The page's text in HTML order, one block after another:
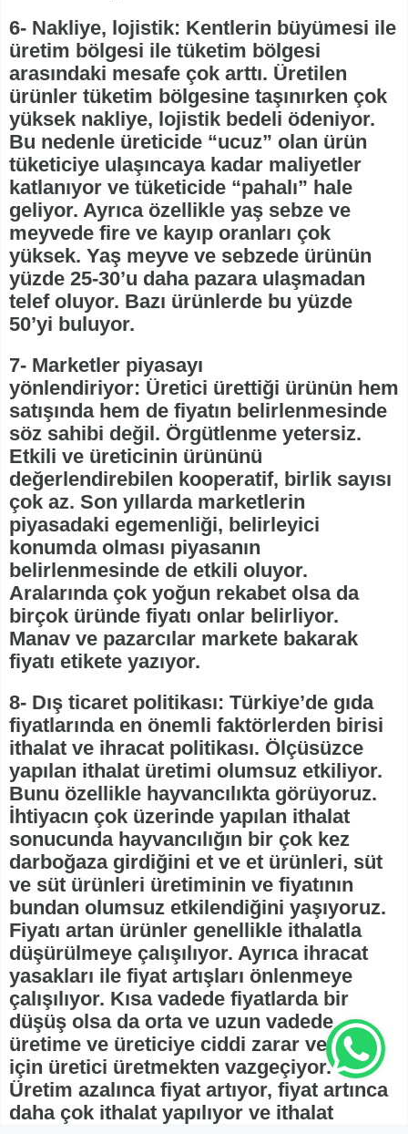
6- Nakliye, lojistik: Kentlerin büyümesi ile
üretim bölgesi ile tüketim bölgesi
arasındaki mesafe çok arttı. Üretilen
ürünler tüketim bölgesine taşınırken çok
yüksek nakliye, lojistik bedeli ödeniyor.
Bu nedenle üreticide “ucuz” olan ürün
tüketiciye ulaşıncaya kadar maliyetler
katlanıyor ve tüketicide “pahalı” hale
geliyor. Ayrıca özellikle yaş sebze ve
meyvede fire ve kayıp oranları çok
yüksek. Yaş meyve ve sebzede ürünün
yüzde 25-30’u daha pazara ulaşmadan
telef oluyor. Bazı ürünlerde bu yüzde
50’yi buluyor.
7- Marketler piyasayı
yönlendiriyor: Üretici ürettiği ürünün hem
satışında hem de fiyatın belirlenmesinde
söz sahibi değil. Örgütlenme yetersiz.
Etkili ve üreticinin ürününü
değerlendirebilen kooperatif, birlik sayısı
çok az. Son yıllarda marketlerin
piyasadaki egemenliği, belirleyici
konumda olması piyasanın
belirlenmesinde de etkili oluyor.
Aralarında çok yoğun rekabet olsa da
birçok üründe fiyatı onlar belirliyor.
Manav ve pazarcılar markete bakarak
fiyatı etikete yazıyor.
8- Dış ticaret politikası: Türkiye’de gıda
fiyatlarında en önemli faktörlerden birisi
ithalat ve ihracat politikası. Ölçüsüzce
yapılan ithalat üretimi olumsuz etkiliyor.
Bunu özellikle hayvancılıkta görüyoruz.
İhtiyacın çok üzerinde yapılan ithalat
sonucunda hayvancılığın bir çok kez
darboğaza girdiğini et ve et ürünleri, süt
ve süt ürünleri üretiminin ve fiyatının
bundan olumsuz etkilendiğini yaşıyoruz.
Fiyatı artan ürünler genellikle ithalatla
düşürülmeye çalışılıyor. Ayrıca ihracat
yasakları ile fiyat artışları önlenmeye
çalışılıyor. Kısa vadede fiyatlarda bir
düşüş olsa da orta ve uzun vadede
üretime ve üreticiye ciddi zarar verdiği
için üretici üretmekten vazgeçiyor.
Üretim azalınca fiyat artıyor, fiyat artınca
daha çok ithalat yapılıyor ve ithalat